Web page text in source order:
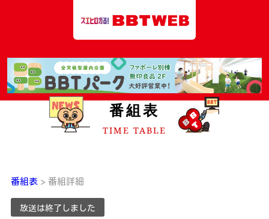
番組表
TIME TABLE
番組表 > 番組詳細
放送は終了しました